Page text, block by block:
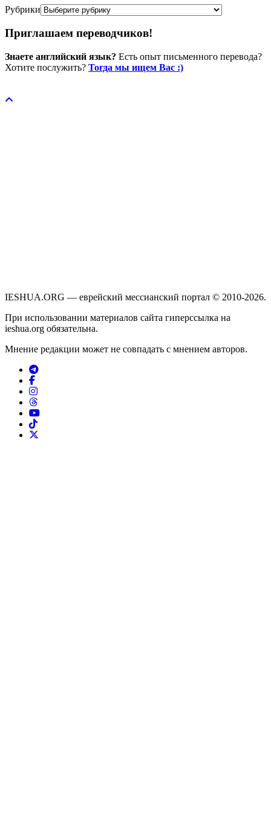
Рубрики
Приглашаем переводчиков!
Знаете английский язык? Есть опыт письменного перевода?
Хотите послужить? Тогда мы ищем Вас :)
IESHUA.ORG — еврейский мессианский портал © 2010-2026.
При использовании материалов сайта гиперссылка на
ieshua.org обязательна.
Мнение редакции может не совпадать с мнением авторов.